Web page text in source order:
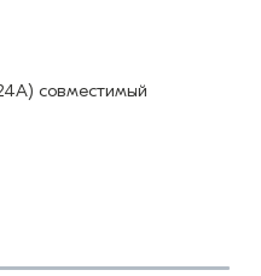
совместимый